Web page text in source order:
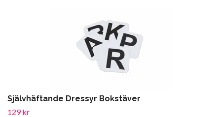
Självhäftande Dressyr Bokstäver
129 kr